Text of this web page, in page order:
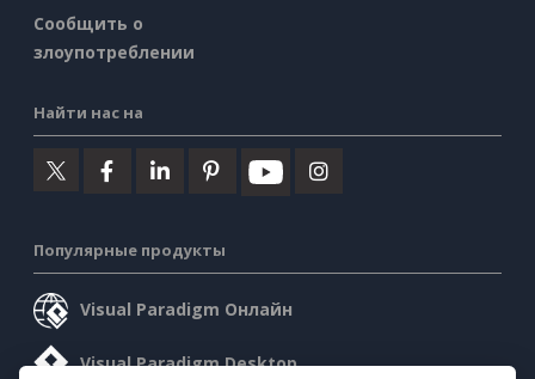
Сообщить о
злоупотреблении
Найти нас на
Популярные продукты
Visual Paradigm Онлайн
Visual Paradigm Desktop